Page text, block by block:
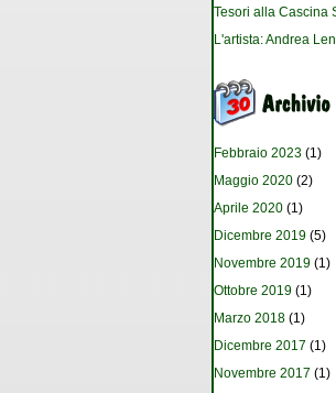
Tesori alla Cascina
L'artista: Andrea
Febbraio 2023 (1)
Maggio 2020 (2)
Aprile 2020 (1)
Dicembre 2019 (5)
Novembre 2019 (1)
Ottobre 2019 (1)
Marzo 2018 (1)
Dicembre 2017 (1)
Novembre 2017 (1)